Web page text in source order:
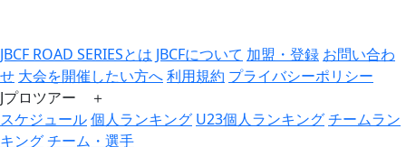
JBCF ROAD SERIESとは JBCFについて 加盟・登録 お問い合わ
せ 大会を開催したい方へ利用規約 プライバシーポリシー
Jプロツアー ＋
スケジュール個人ランキング U23個人ランキングチームラン
キングチーム・選手